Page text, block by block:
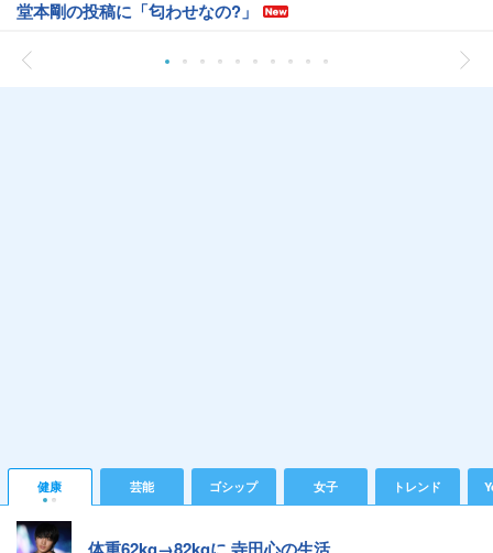
堂本剛の投稿に「匂わせなの?」
健康 芸能 ゴシップ 女子 トレンド